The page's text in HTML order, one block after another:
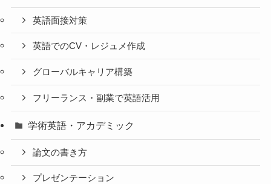
英語面接対策
英語でのCV・レジュメ作成
グローバルキャリア構築
フリーランス・副業で英語活用
学術英語・アカデミック
論文の書き方
プレゼンテーション